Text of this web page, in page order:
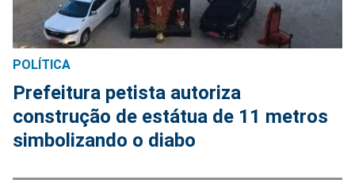
POLÍTICA
Prefeitura petista autoriza
construção de estátua de 11 metros
simbolizando o diabo